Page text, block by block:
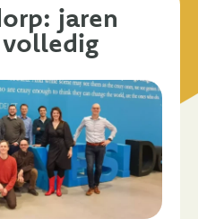
jaren